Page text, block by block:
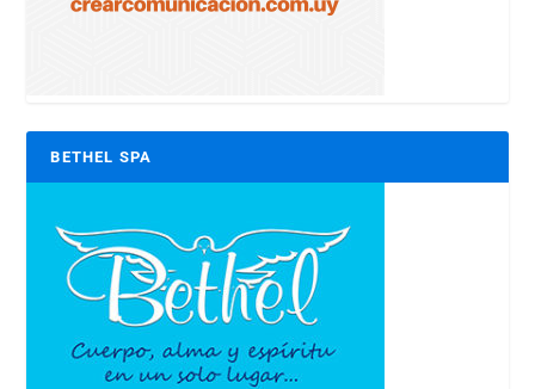
BETHEL SPA